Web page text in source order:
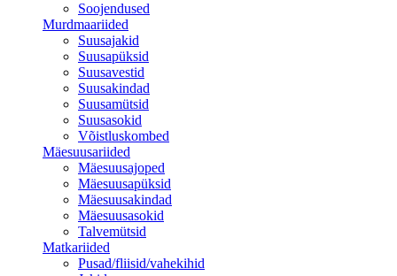
Soojendused
Murdmaariided
Suusajakid
Suusapüksid
Suusavestid
Suusakindad
Suusamütsid
Suusasokid
Võistluskombed
Mäesuusariided
Mäesuusajoped
Mäesuusapüksid
Mäesuusakindad
Mäesuusasokid
Talvemütsid
Matkariided
Pusad/fliisid/vahekihid